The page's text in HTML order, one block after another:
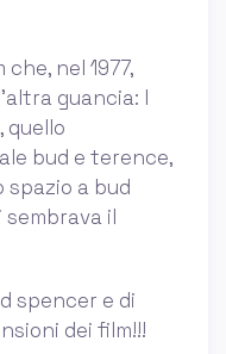
nel 1977,
guancia: I
quello
bud e terence,
spazio a bud
il
spencer e di
dei film!!!